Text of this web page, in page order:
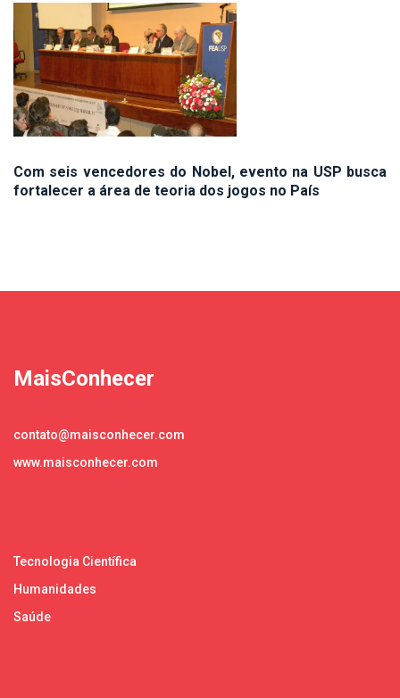
Com seis vencedores do Nobel, evento na USP busca
fortalecer a área de teoria dos jogos no País
MaisConhecer
contato@maisconhecer.com
www.maisconhecer.com
Tecnologia Científica
Humanidades
Saúde